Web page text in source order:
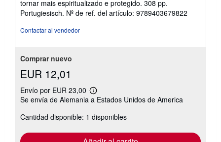
tornar mais espiritualizado e protegido. 308 pp.
Portugiesisch. Nº de ref. del artículo: 9789403679822
Contactar al vendedor
Comprar nuevo
EUR 12,01
Envío por EUR 23,00
Más
información
las
tarifas
envío
Se envía de Alemania a Estados Unidos de America
Cantidad disponible: 1 disponibles